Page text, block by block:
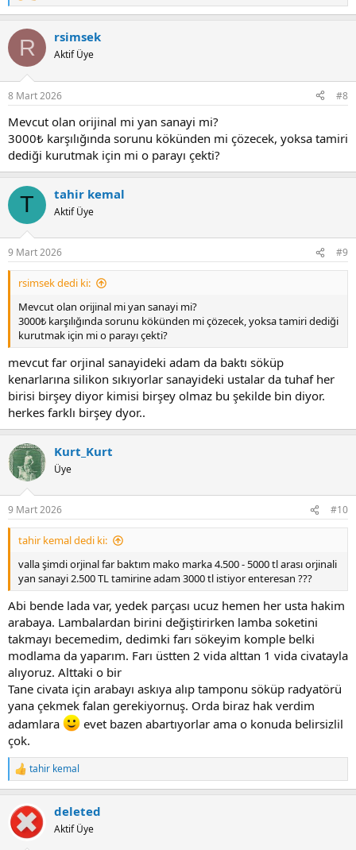
e
c
i
s
R rsimsek
Aktif Üye
8 Mart 2026 #8
Mevcut olan orijinal mi yan sanayi mi?
3000₺ karşılığında sorunu kökünden mi çözecek, yoksa tamiri
dediği kurutmak için mi o parayı çekti?
T tahir kemal
Aktif Üye
9 Mart 2026 #9
rsimsek dedi ki:
Mevcut olan orijinal mi yan sanayi mi?
3000₺ karşılığında sorunu kökünden mi çözecek, yoksa tamiri dediği
kurutmak için mi o parayı çekti?
mevcut far orjinal sanayideki adam da baktı söküp
kenarlarına silikon sıkıyorlar sanayideki ustalar da tuhaf her
birisi birşey diyor kimisi birşey olmaz bu şekilde bin diyor.
herkes farklı birşey dyor..
Kurt_Kurt
Üye
9 Mart 2026 #10
tahir kemal dedi ki:
valla şimdi orjinal far baktım mako marka 4.500 - 5000 tl arası orjinali
yan sanayi 2.500 TL tamirine adam 3000 tl istiyor enteresan ???
Abi bende lada var, yedek parçası ucuz hemen her usta hakim
arabaya. Lambalardan birini değiştirirken lamba soketini
takmayı becemedim, dedimki farı sökeyim komple belki
modlama da yaparım. Farı üstten 2 vida alttan 1 vida civatayla
alıyoruz. Alttaki o bir
Tane civata için arabayı askıya alıp tamponu söküp radyatörü
yana çekmek falan gerekiyornuş. Orda biraz hak verdim
adamlara
evet bazen abartıyorlar ama o konuda belirsizlil
çok.
R
e
c
i
tahir kemal
deleted
Aktif Üye